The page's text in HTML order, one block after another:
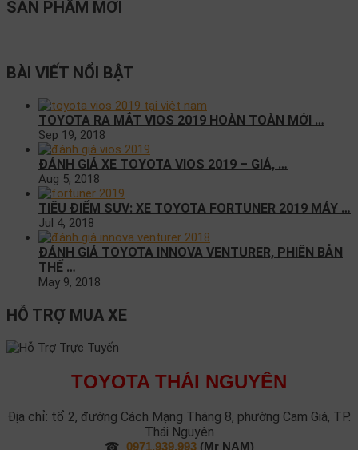
SẢN PHẨM MỚI
BÀI VIẾT NỔI BẬT
TOYOTA RA MẮT VIOS 2019 HOÀN TOÀN MỚI …
Sep 19, 2018
ĐÁNH GIÁ XE TOYOTA VIOS 2019 – GIÁ, …
Aug 5, 2018
TIÊU ĐIỂM SUV: XE TOYOTA FORTUNER 2019 MÁY …
Jul 4, 2018
ĐÁNH GIÁ TOYOTA INNOVA VENTURER, PHIÊN BẢN
THỂ …
May 9, 2018
HỖ TRỢ MUA XE
TOYOTA THÁI NGUYÊN
Địa chỉ: tổ 2, đường Cách Mạng Tháng 8, phường Cam Giá, TP.
Thái Nguyên
☎ 0971.939.993(Mr NAM)